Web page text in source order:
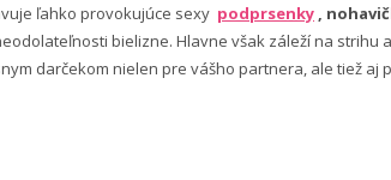
ľahko provokujúce sexy podprsenky ,
bielizne. Hlavne však záleží na
darčekom nielen pre vášho partnera, ale tiež aj